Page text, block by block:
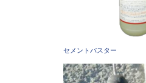
セメントバスター